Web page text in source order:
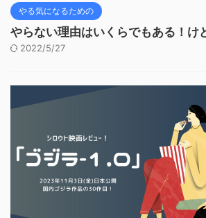
やる気になるための
やらない理由はいくらでもある！け
2022/5/27